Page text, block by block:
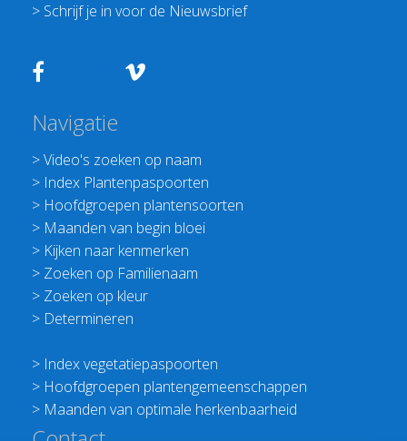
> Schrijf je in voor de Nieuwsbrief
Navigatie
>Video's zoeken op naam
> Index Plantenpaspoorten
> Hoofdgroepen plantensoorten
> Maanden van begin bloei
> Kijken naar kenmerken
> Zoeken op Familienaam
> Zoeken op kleur
> Determineren
> Index vegetatiepaspoorten
> Hoofdgroepen plantengemeenschappen
> Maanden van optimale herkenbaarheid